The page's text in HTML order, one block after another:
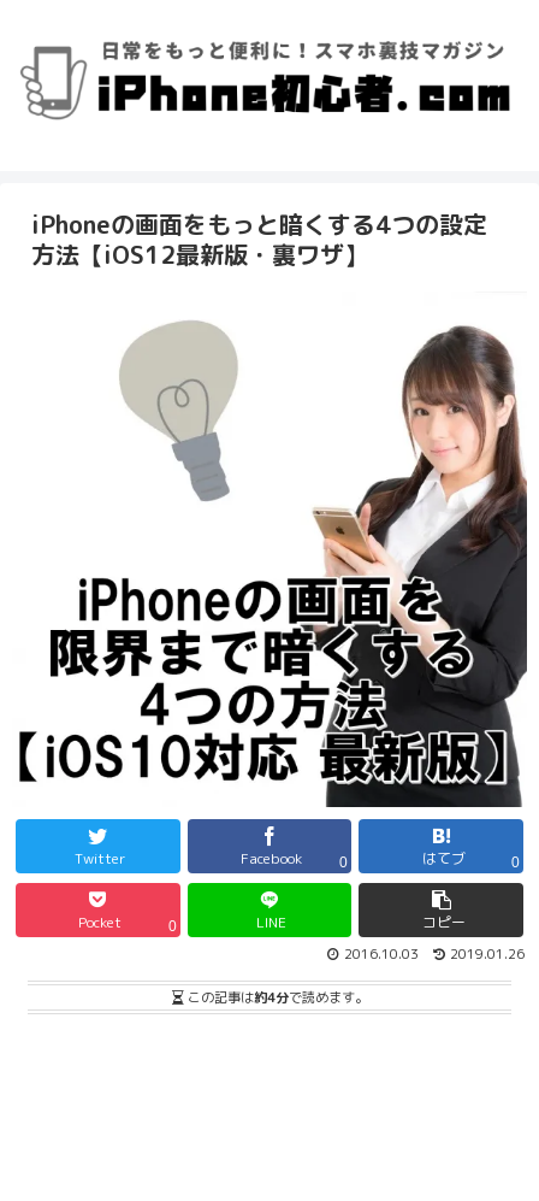
iPhoneの画面をもっと暗くする4つの設定
方法【iOS12最新版・裏ワザ】
Twitter Facebook 0 はてブ 0
Pocket 0 LINE コピー
2019.01.26
2016.10.03
この記事は約4分で読めます。